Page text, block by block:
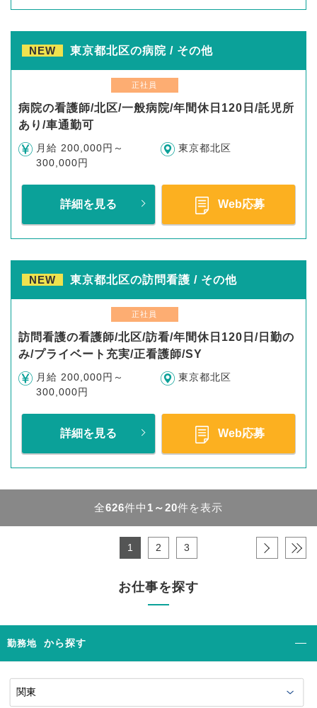
NEW 東京都北区の病院 / その他
正社員
病院の看護師/北区/一般病院/年間休日120日/託児所
あり/車通勤可
月給 200,000円～
300,000円
東京都北区
詳細を見る Web応募
NEW 東京都北区の訪問看護 / その他
正社員
訪問看護の看護師/北区/訪看/年間休日120日/日勤の
み/プライベート充実/正看護師/SY
月給 200,000円～
300,000円
東京都北区
詳細を見る Web応募
全626件中 1～20件を表示
1 2 3 › »
お仕事を探す
勤務地 から探す